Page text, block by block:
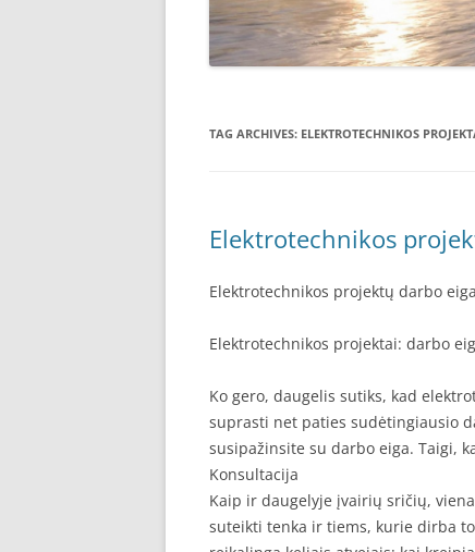
TAG ARCHIVES: ELEKTROTECHNIKOS
Elektrotechnikos
Elektrotechnikos projektų darbo eiga
Elektrotechnikos projektai: darbo
Ko gero, daugelis sutiks, kad
suprasti net paties sudėtingiausio
susipažinsite su darbo eiga. Taigi,
Konsultacija
Kaip ir daugelyje įvairių sričių,
suteikti tenka ir tiems, kurie dirba